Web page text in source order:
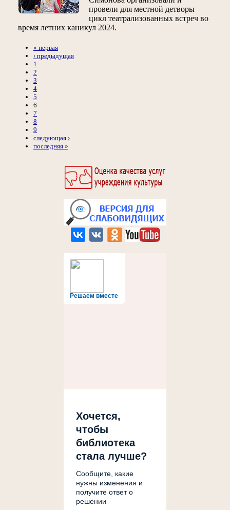
Решаем вместе
Хочется,
чтобы
библиотека
стала лучше?
Сообщите, какие
нужны изменения и
получите ответ о
решении
провели для местной детворы
цикл театрализованных встреч во
время летних каникул 2024.
« первая
‹ предыдущая
1
2
3
4
5
6
7
8
9
следующая ›
последняя »